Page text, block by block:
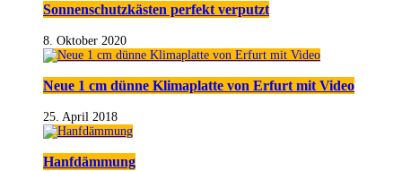
Sonnenschutzkästen perfekt verputzt
8. Oktober 2020
Neue 1 cm dünne Klimaplatte von Erfurt mit Video
25. April 2018
Hanfdämmung